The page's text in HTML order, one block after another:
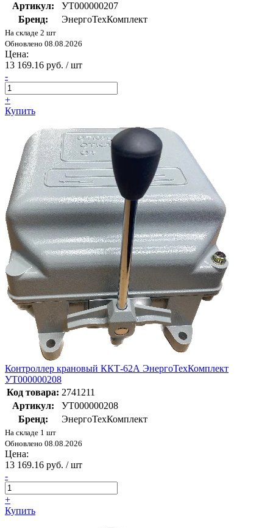
Артикул:
УТ000000207
Бренд:
ЭнергоТехКомплект
На складе 2 шт
Обновлено 08.08.2026
Цена:
13 169.16 руб. / шт
-
+
Купить
Контроллер крановый ККТ-62А ЭнергоТехКомплект
УТ000000208
Код товара: 2741211
Артикул:
УТ000000208
Бренд:
ЭнергоТехКомплект
На складе 1 шт
Обновлено 08.08.2026
Цена:
13 169.16 руб. / шт
-
+
Купить